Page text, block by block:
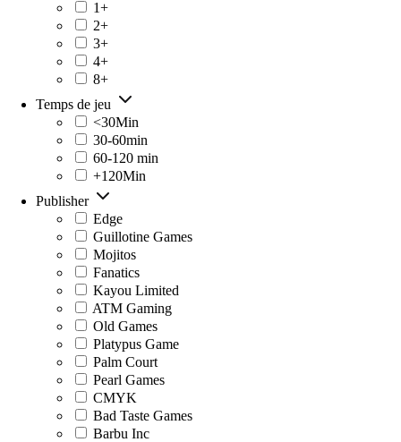
1+
2+
3+
4+
8+
Temps de jeu
<30Min
30-60min
60-120 min
+120Min
Publisher
Edge
Guillotine Games
Mojitos
Fanatics
Kayou Limited
ATM Gaming
Old Games
Platypus Game
Palm Court
Pearl Games
CMYK
Bad Taste Games
Barbu Inc